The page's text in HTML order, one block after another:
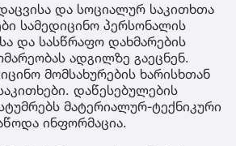
და სოციალურ საკითხთა
სამედიცინო პერსონალის
და სასწრაფო დახმარების
ადგილზე გაეცნენ.
მომსახურების ხარისხთან
დაწესებულების
მატერიალურ-ტექნიკური
ინფორმაცია.